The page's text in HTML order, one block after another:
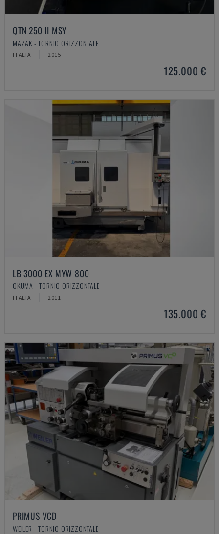
QTN 250 II MSY
MAZAK - TORNIO ORIZZONTALE
ITALIA 2015
125.000 €
LB 3000 EX MYW 800
OKUMA - TORNIO ORIZZONTALE
ITALIA 2011
135.000 €
PRIMUS VCD
WEILER - TORNIO ORIZZONTALE